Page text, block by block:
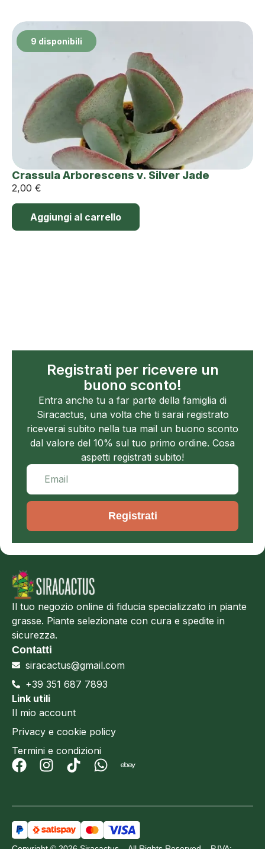
9 disponibili
Crassula Arborescens v. Silver Jade
2,00 €
Aggiungi al carrello
Registrati per ricevere un
buono sconto!
Entra anche tu a far parte della famiglia di
Siracactus, una volta che ti sarai registrato
riceverai subito nella tua mail un buono sconto
dal valore del 10% sul tuo primo ordine. Cosa
aspetti registrati subito!
Registrati
Il tuo negozio online di fiducia specializzato in piante
grasse. Piante selezionate con cura e spedite in
sicurezza.
Contatti
siracactus@gmail.com
+39 351 687 7893
Link utili
Il mio account
Privacy e cookie policy
Termini e condizioni